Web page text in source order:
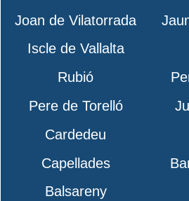
Joan de Vilatorrada
Iscle de Vallalta
Rubió
Pere de Torelló
Cardedeu
Capellades
Balsareny